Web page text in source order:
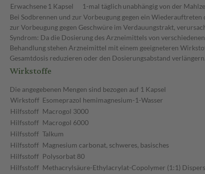
Erwachsene 1 Kapsel 1-mal täglich unabhängig von der
Bei Sodbrennen und zur Vorbeugung gegen ein
zur Vorbeugung gegen Geschwüre im Verdauungstrakt,
Syndrom: Da die Dosierung des Arzneimittels von
Behandlung stehen Arzneimittel mit einem geeigneteren
Gesamtdosis reduzieren oder den Dosierungsabstand verlängern.
Wirkstoffe
Die angegebenen Mengen sind bezogen auf 1 Kapsel
Wirkstoff Esomeprazol hemimagnesium-1-Wasser
Hilfsstoff Macrogol 3000
Hilfsstoff Macrogol 6000
Hilfsstoff Talkum
Hilfsstoff Magnesium carbonat, schweres, basisches
Hilfsstoff Polysorbat 80
Hilfsstoff Methacrylsäure-Ethylacrylat-Copolymer (1:1)